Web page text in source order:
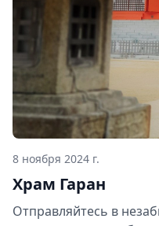
8 ноября 2024 г.
Храм Гаран
Отправляйтесь в